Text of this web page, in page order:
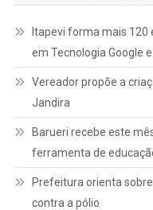
Itapevi forma mais
em Tecnologia Google
Vereador propõe a
Jandira
Barueri recebe este
ferramenta de
Prefeitura orienta
contra a pólio